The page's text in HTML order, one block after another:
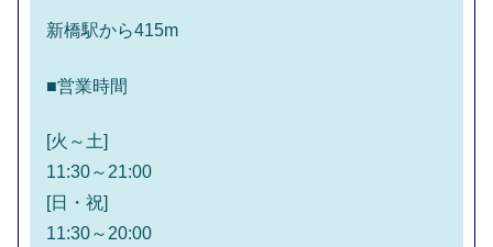
新橋駅から415m
■営業時間
[火～土]
11:30～21:00
[日・祝]
11:30～20:00